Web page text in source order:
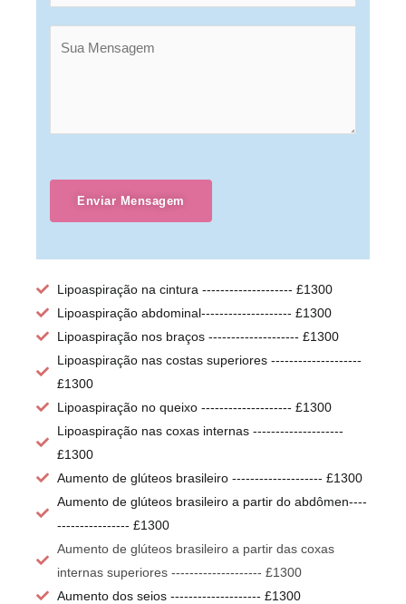
Enviar Mensagem
Lipoaspiração na cintura -------------------- £1300
Lipoaspiração abdominal-------------------- £1300
Lipoaspiração nos braços -------------------- £1300
Lipoaspiração nas costas superiores --------------------
£1300
Lipoaspiração no queixo -------------------- £1300
Lipoaspiração nas coxas internas --------------------
£1300
Aumento de glúteos brasileiro -------------------- £1300
Aumento de glúteos brasileiro a partir do abdômen----
---------------- £1300
Aumento de glúteos brasileiro a partir das coxas
internas superiores -------------------- £1300
Aumento dos seios -------------------- £1300